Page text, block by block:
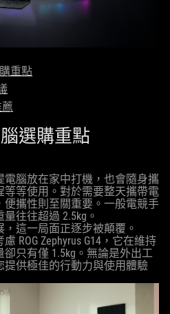
重點
選購重點
腦放在家中打機，也會隨身攜
等使用。對於需要整天攜帶電
攜性則至關重要。一般電競手
往往超過 2.5kg。
這一局面正逐步被顛覆。
ROG Zephyrus G14，它在維持
只有僅 1.5kg。無論是外出工
供極佳的行動力與使用體驗